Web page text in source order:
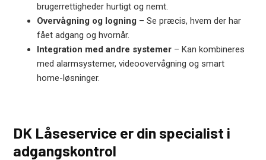
brugerrettigheder hurtigt og nemt.
Overvågning og logning – Se præcis, hvem der har
fået adgang og hvornår.
Integration med andre systemer – Kan kombineres
med alarmsystemer, videoovervågning og smart
home-løsninger.
DK Låseservice er din specialist i
adgangskontrol